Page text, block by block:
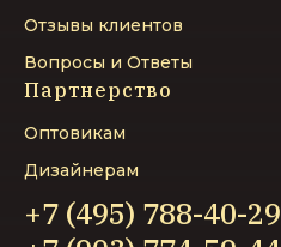
+7 (495) 788-40-29
Отзывы клиентов
Вопросы и Ответы
Партнерство
Оптовикам
Дизайнерам